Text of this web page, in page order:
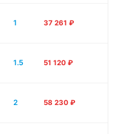
1 37 261 ₽
1.5 51 120 ₽
2 58 230 ₽